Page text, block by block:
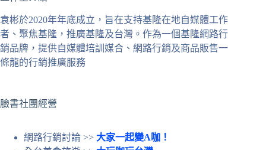
合
條
件
的
果
袁彬於2020年年底成立，旨在支持基隆在地自媒體工作
者、聚焦基隆，推廣基隆及台灣。作為一個基隆網路行
銷品牌，提供自媒體培訓媒合、網路行銷及商品販售一
條龍的行銷推廣服務
臉書社團經營
網路行銷討論 >> 大家一起變A咖！